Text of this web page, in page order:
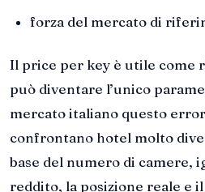
forza del mercato di
Il price per key è utile come
può diventare l’unico
mercato italiano questo
confrontano hotel molto
base del numero di camere,
reddito, la posizione reale e